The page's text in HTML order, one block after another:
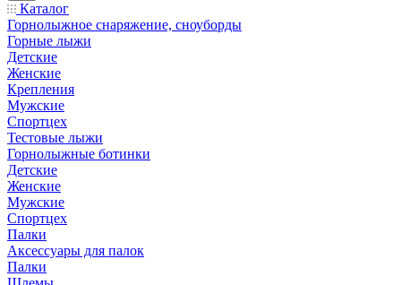
Каталог
Горнолыжное снаряжение, сноуборды
Горные лыжи
Детские
Женские
Крепления
Мужские
Спортцех
Тестовые лыжи
Горнолыжные ботинки
Детские
Женские
Мужские
Спортцех
Палки
Аксессуары для палок
Палки